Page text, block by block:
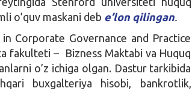
o’quv maskani deb e’lon qilingan
Corporate Governance and Practice
fakulteti – Bizness Maktabi va Huquq
o’z ichiga olgan. Dastur tarkibida
buxgalteriya hisobi, bankrotlik,